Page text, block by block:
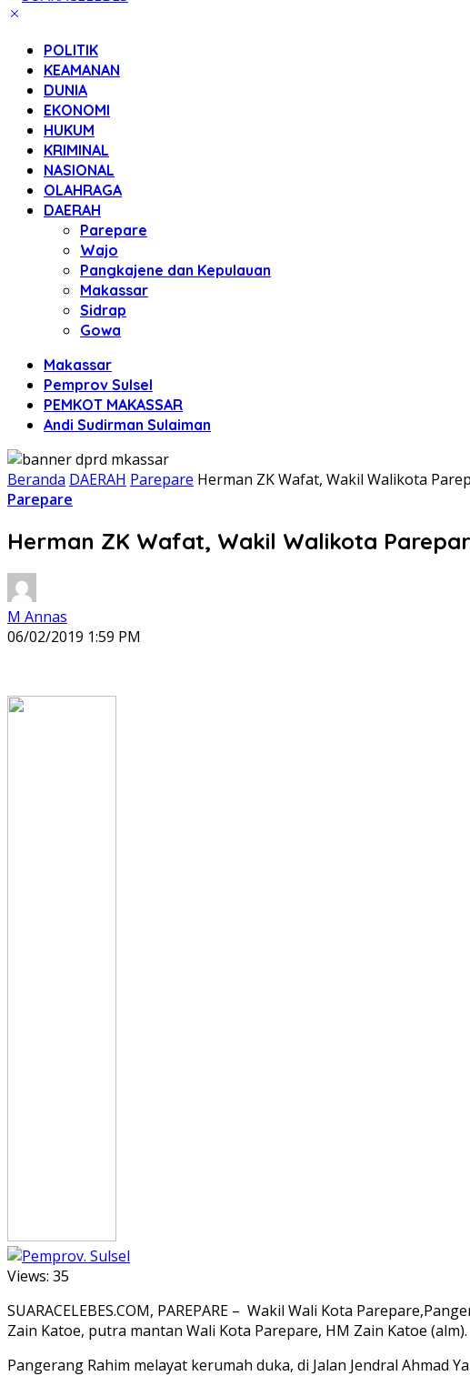
POLITIK
KEAMANAN
DUNIA
EKONOMI
HUKUM
KRIMINAL
NASIONAL
OLAHRAGA
DAERAH
Parepare
Wajo
Pangkajene dan Kepulauan
Makassar
Sidrap
Gowa
Makassar
Pemprov Sulsel
PEMKOT MAKASSAR
Andi Sudirman Sulaiman
Beranda DAERAH Parepare Herman ZK Wafat, Wakil Walikota
Parepare
Herman ZK Wafat, Wakil Walikota
M Annas
06/02/2019 1:59 PM
Views: 35
SUARACELEBES.COM, PAREPARE – Wakil Wali Kota
Zain Katoe, putra mantan Wali Kota Parepare, HM Zain Katoe (alm).
Pangerang Rahim melayat kerumah duka, di Jalan Jendral Ahmad